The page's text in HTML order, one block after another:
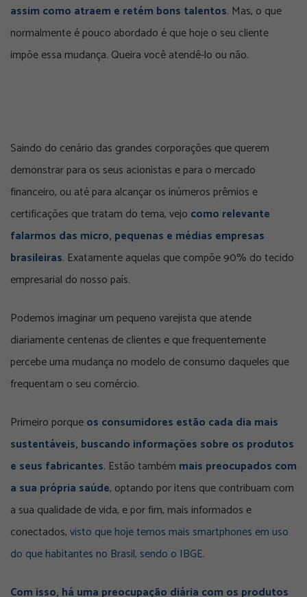
assim como atraem e retém bons talentos. Mas, o que
normalmente é pouco abordado é que hoje o seu cliente
impõe essa mudança. Queira você atendê-lo ou não.
Saindo do cenário das grandes corporações que querem
demonstrar para os seus acionistas e para o mercado
financeiro, ou até para alcançar os inúmeros prêmios e
certificações que tratam do tema, vejo como relevante
falarmos das micro, pequenas e médias empresas
brasileiras. Exatamente aquelas que compõe 90% do tecido
empresarial do nosso país.
Podemos imaginar um pequeno varejista que atende
diariamente centenas de clientes e que frequentemente
percebe uma mudança no modelo de consumo daqueles que
frequentam o seu comércio.
Primeiro porqueos consumidores estão cada dia mais
sustentáveis, buscando informações sobre os produtos
e seus fabricantes. Estão também mais preocupados com
a sua própria saúde, optando por itens que contribuam com
a sua qualidade de vida, e por fim, mais informados e
conectados,visto que hoje temos mais smartphones em uso
do que habitantes no Brasil, sendo o IBGE.
Com isso, há uma preocupação diária com os produtos